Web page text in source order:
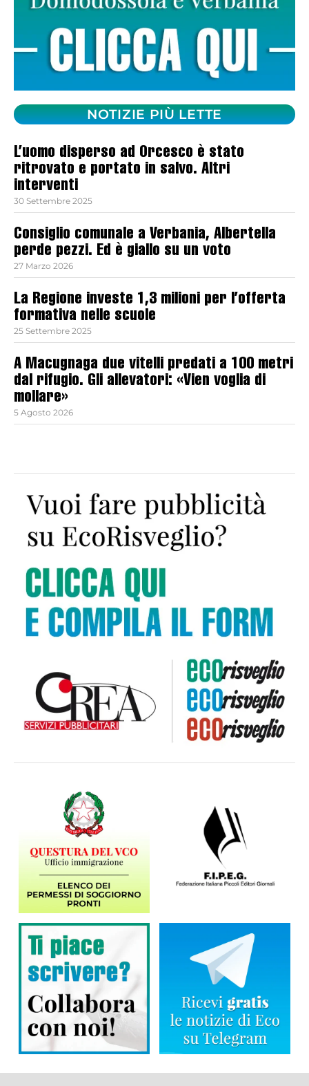
NOTIZIE PIÙ LETTE
L’uomo disperso ad Orcesco è stato
ritrovato e portato in salvo. Altri
interventi
30 Settembre 2025
Consiglio comunale a Verbania, Albertella
perde pezzi. Ed è giallo su un voto
27 Marzo 2026
La Regione investe 1,3 milioni per l’offerta
formativa nelle scuole
25 Settembre 2025
A Macugnaga due vitelli predati a 100 metri
dal rifugio. Gli allevatori: «Vien voglia di
mollare»
5 Agosto 2026